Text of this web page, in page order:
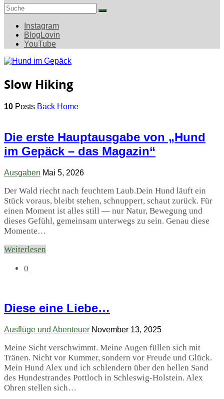
Search
Instagram
BlogLovin
YouTube
Slow Hiking
10 Posts Back Home
Die erste Hauptausgabe von „Hund
im Gepäck – das Magazin“
Ausgaben Mai 5, 2026
Der Wald riecht nach feuchtem Laub.Dein Hund läuft ein
Stück voraus, bleibt stehen, schnuppert, schaut zurück. Für
einen Moment ist alles still — nur Natur, Bewegung und
dieses Gefühl, gemeinsam unterwegs zu sein. Genau diese
Momente…
Weiterlesen
0
Diese eine Liebe…
Ausflüge und Abenteuer November 13, 2025
Meine Sicht verschwimmt. Meine Augen füllen sich mit
Tränen. Nicht vor Kummer, sondern vor Freude und Glück.
Mein Hund Alex und ich schlendern über den hellen Sand
des Hundestrandes Pottloch in Schleswig-Holstein. Alex
Ohren stellen sich…